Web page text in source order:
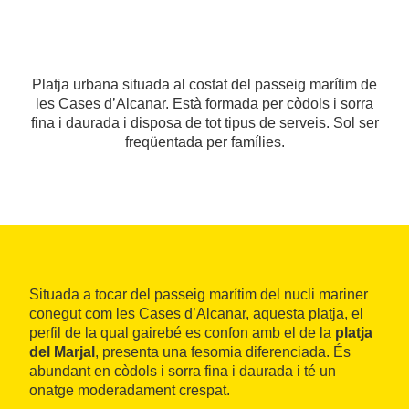
Platja urbana situada al costat del passeig marítim de
les Cases d’Alcanar. Està formada per còdols i sorra
fina i daurada i disposa de tot tipus de serveis. Sol ser
freqüentada per famílies.
Situada a tocar del passeig marítim del nucli mariner
conegut com les Cases d’Alcanar, aquesta platja, el
perfil de la qual gairebé es confon amb el de la platja
del Marjal , presenta una fesomia diferenciada. És
abundant en còdols i sorra fina i daurada i té un
onatge moderadament crespat.